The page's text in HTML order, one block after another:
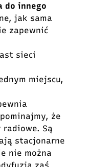
do innego
jak sama
zapewnić
sieci
miejscu,
że
Są
stacjonarne
nie można
zaś